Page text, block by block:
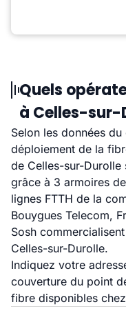
Quels
à Celles-sur-
Selon les données
déploiement de la
de Celles-sur-
grâce à 3 armoires
lignes FTTH de la
Bouygues Telecom,
Sosh
Celles-sur-Durolle.
Indiquez votre
couverture du point
fibre disponibles